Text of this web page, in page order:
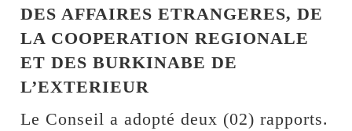
DES AFFAIRES ETRANGERES, DE
LA COOPERATION REGIONALE
ET DES BURKINABE DE
L’EXTERIEUR
Le Conseil a adopté deux (02) rapports.